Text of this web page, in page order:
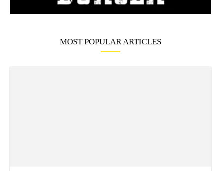
MOST POPULAR ARTICLES